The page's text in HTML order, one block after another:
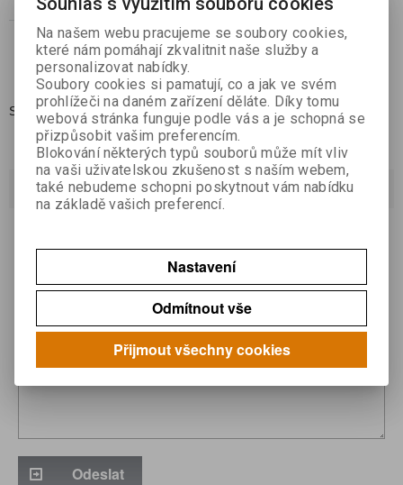


Přidat do oblíbených
Skladem:0
Dotaz na výrobek
Odeslat
Na našem webu pracujeme se soubory cookies,
které nám pomáhají zkvalitnit naše služby a
personalizovat nabídky.
Soubory cookies si pamatují, co a jak ve svém
prohlížeči na daném zařízení děláte. Díky tomu
webová stránka funguje podle vás a je schopná se
přizpůsobit vašim preferencím.
Blokování některých typů souborů může mít vliv
na vaši uživatelskou zkušenost s naším webem,
také nebudeme schopni poskytnout vám nabídku
na základě vašich preferencí.
Nastavení
Odmítnout vše
Přijmout všechny cookies